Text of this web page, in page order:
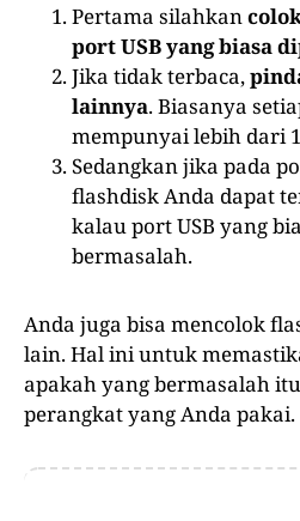
Pertama silahkan
port USB yang biasa
Jika tidak terbaca,
lainnya. Biasanya
mempunyai lebih dari
Sedangkan jika pada
flashdisk Anda dapat
kalau port USB yang
bermasalah.
Anda juga bisa mencolok
lain. Hal ini untuk
apakah yang bermasalah
perangkat yang Anda pakai.